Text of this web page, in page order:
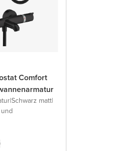
Comfort
|Schwarz matt|